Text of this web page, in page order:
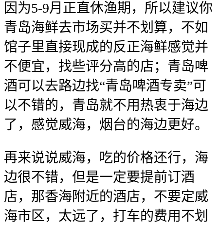
因为5-9月正直休渔期，所以建议你
青岛海鲜去市场买并不划算，不如
馆子里直接现成的反正海鲜感觉并
不便宜，找些评分高的店；青岛啤
酒可以去路边找“青岛啤酒专卖”可
以不错的，青岛就不用热衷于海边
了，感觉威海，烟台的海边更好。
再来说说威海，吃的价格还行，海
边很不错，但是一定要提前订酒
店，那香海附近的酒店，不要定威
海市区，太远了，打车的费用不划